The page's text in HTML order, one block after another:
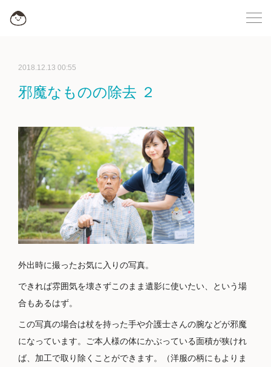
2018.12.13 00:55
邪魔なものの除去 ２
外出時に撮ったお気に入りの写真。
できれば雰囲気を壊さずこのまま遺影に使いたい、という場
合もあるはず。
この写真の場合は杖を持った手や介護士さんの腕などが邪魔
になっています。ご本人様の体にかぶっている面積が狭けれ
ば、加工で取り除くことができます。（洋服の柄にもよりま